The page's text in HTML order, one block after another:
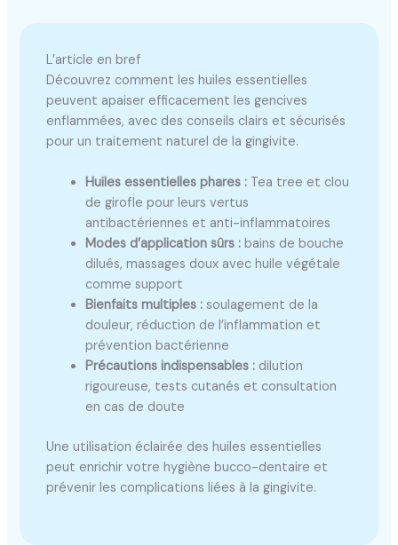
L’article en bref
Découvrez comment les huiles essentielles
peuvent apaiser efficacement les gencives
enflammées, avec des conseils clairs et sécurisés
pour un traitement naturel de la gingivite.
Huiles essentielles phares : Tea tree et clou
de girofle pour leurs vertus
antibactériennes et anti-inflammatoires
Modes d’application sûrs : bains de bouche
dilués, massages doux avec huile végétale
comme support
Bienfaits multiples : soulagement de la
douleur, réduction de l’inflammation et
prévention bactérienne
Précautions indispensables : dilution
rigoureuse, tests cutanés et consultation
en cas de doute
Une utilisation éclairée des huiles essentielles
peut enrichir votre hygiène bucco-dentaire et
prévenir les complications liées à la gingivite.